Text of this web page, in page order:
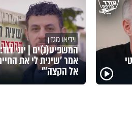
וידיאו מגזין
המשפיע(נ)ים | יוני
אמר 'שינית לי את
אל הקצה'"